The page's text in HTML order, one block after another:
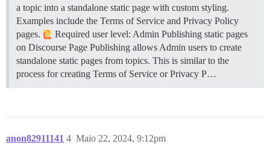
a topic into a standalone static page with custom styling.
Examples include the Terms of Service and Privacy Policy
pages.
Required user level: Admin Publishing static pages
on Discourse Page Publishing allows Admin users to create
standalone static pages from topics. This is similar to the
process for creating Terms of Service or Privacy P…
anon82911141 Maio 22, 2024, 9:12pm
4